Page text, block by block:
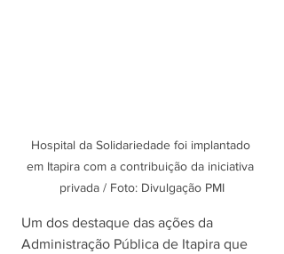
Hospital da Solidariedade foi implantado
em Itapira com a contribuição da iniciativa
privada / Foto: Divulgação PMI
Um dos destaque das ações da
Administração Pública de Itapira que